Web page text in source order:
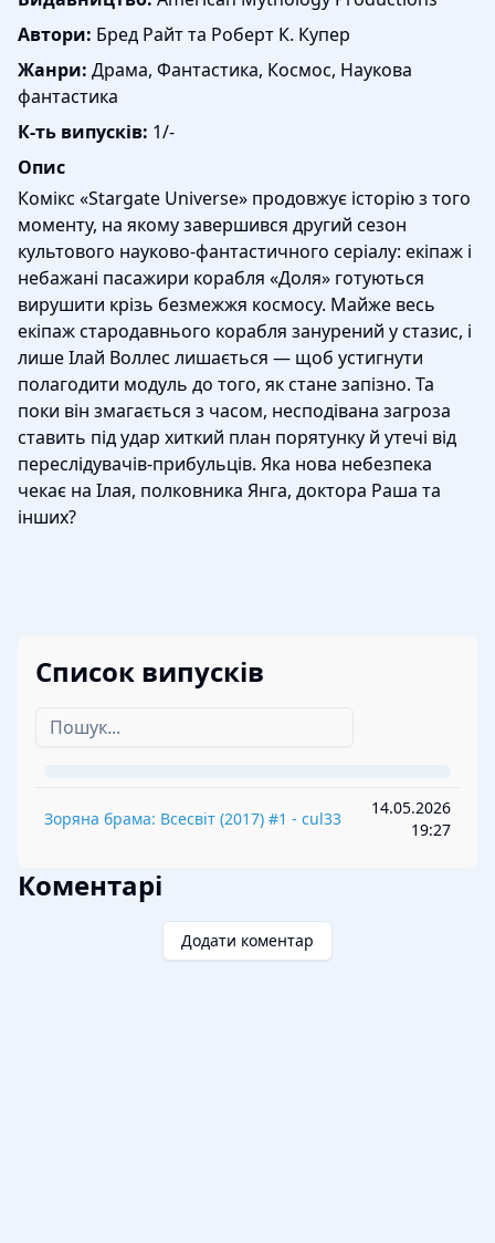
Автори: Бред Райт та Роберт К. Купер
Жанри: Драма, Фантастика, Космос, Наукова
фантастика
К-ть випусків: 1/-
Опис
Комікс «Stargate Universe» продовжує історію з того
моменту, на якому завершився другий сезон
культового науково-фантастичного серіалу: екіпаж і
небажані пасажири корабля «Доля» готуються
вирушити крізь безмежжя космосу. Майже весь
екіпаж стародавнього корабля занурений у стазис, і
лише Ілай Воллес лишається — щоб устигнути
полагодити модуль до того, як стане запізно. Та
поки він змагається з часом, несподівана загроза
ставить під удар хиткий план порятунку й утечі від
переслідувачів-прибульців. Яка нова небезпека
чекає на Ілая, полковника Янга, доктора Раша та
інших?
Список випусків
Зоряна брама: Всесвіт (2017) #1 - cul33
14.05.2026
19:27
Коментарі
Додати коментар